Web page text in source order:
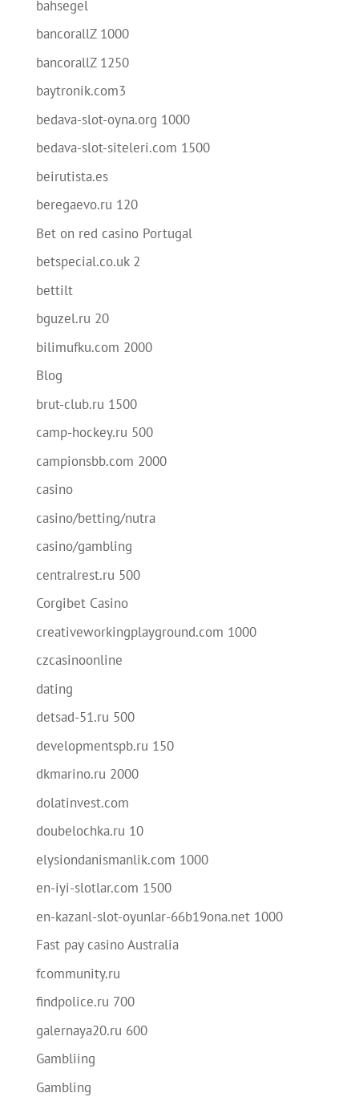
bahsegel
bancorallZ 1000
bancorallZ 1250
baytronik.com3
bedava-slot-oyna.org 1000
bedava-slot-siteleri.com 1500
beirutista.es
beregaevo.ru 120
Bet on red casino Portugal
betspecial.co.uk 2
bettilt
bguzel.ru 20
bilimufku.com 2000
Blog
brut-club.ru 1500
camp-hockey.ru 500
campionsbb.com 2000
casino
casino/betting/nutra
casino/gambling
centralrest.ru 500
Corgibet Casino
creativeworkingplayground.com 1000
czcasinoonline
dating
detsad-51.ru 500
developmentspb.ru 150
dkmarino.ru 2000
dolatinvest.com
doubelochka.ru 10
elysiondanismanlik.com 1000
en-iyi-slotlar.com 1500
en-kazanl-slot-oyunlar-66b19ona.net 1000
Fast pay casino Australia
fcommunity.ru
findpolice.ru 700
galernaya20.ru 600
Gambliing
Gambling